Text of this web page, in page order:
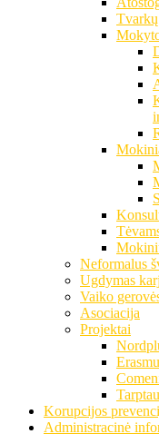
Tvarkų
Neformalus
Ugdymas
Vaiko
Asociacija
Projektai
Korupcijos
Administracinė